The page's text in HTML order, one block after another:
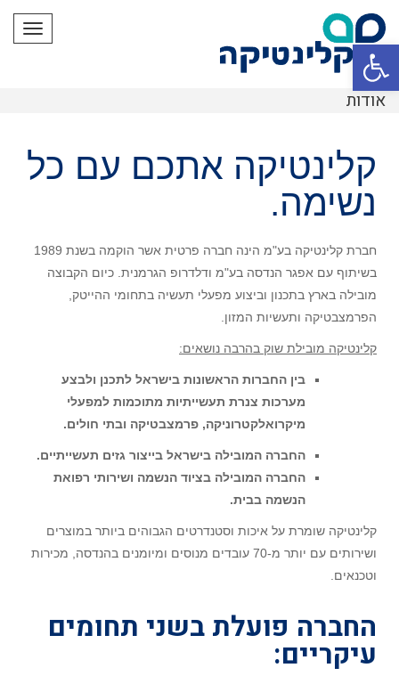
פתח סרגל נגישות
אודות
קלינטיקה אתכם עם כל
נשימה.
חברת קלינטיקה בע"מ הינה חברה פרטית אשר הוקמה בשנת 1989
בשיתוף עם אפגר הנדסה בע"מ ודלדרופ הגרמנית. כיום הקבוצה
מובילה בארץ בתכנון וביצוע מפעלי תעשיה בתחומי ההייטק,
הפרמצבטיקה ותעשיות המזון.
קלינטיקה מובילת שוק בהרבה נושאים:
בין החברות הראשונות בישראל לתכנן ולבצע
מערכות צנרת תעשייתיות מתוכמות למפעלי
מיקרואלקטרוניקה, פרמצבטיקה ובתי חולים.
החברה המובילה בישראל בייצור גזים תעשייתיים.
החברה המובילה בציוד הנשמה ושירותי רפואת
הנשמה בבית.
קלינטיקה שומרת על איכות וסטנדרטים הגבוהים ביותר במוצרים
ושירותים עם יותר מ-70 עובדים מנוסים ומיומנים בהנדסה, מכירות
וטכנאים.
החברה פועלת בשני תחומים
עיקריים: